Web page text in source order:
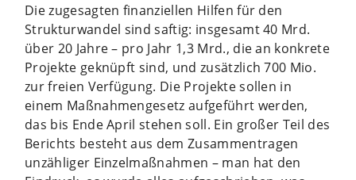
Die zugesagten finanziellen Hilfen für den
Strukturwandel sind saftig: insgesamt 40 Mrd.
über 20 Jahre – pro Jahr 1,3 Mrd., die an konkrete
Projekte geknüpft sind, und zusätzlich 700 Mio.
zur freien Verfügung. Die Projekte sollen in
einem Maßnahmengesetz aufgeführt werden,
das bis Ende April stehen soll. Ein großer Teil des
Berichts besteht aus dem Zusammentragen
unzähliger Einzelmaßnahmen – man hat den